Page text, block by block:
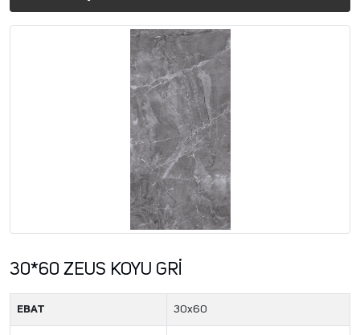
30*60 ZEUS KOYU GRİ
EBAT 30x60